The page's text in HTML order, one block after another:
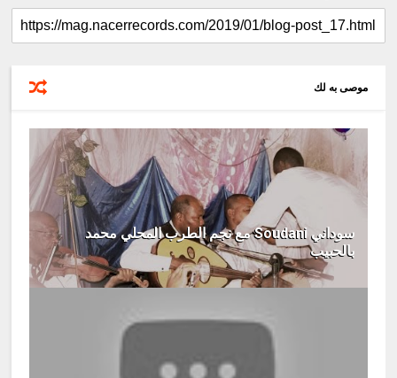
موصى به لك
سوداني Soudani مع نجم الطرب المحلي محمد
بالحبيب